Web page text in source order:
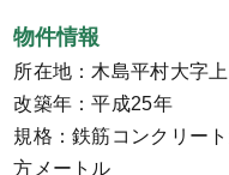
物件情報
所在地：木島平村大字
改築年：平成25年
規格：鉄筋コンクリー
方メートル